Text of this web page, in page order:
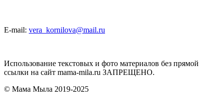
E-mail: vera_kornilova@mail.ru
Использование текстовых и фото материалов без прямой
ссылки на сайт mama-mila.ru ЗАПРЕЩЕНО.
© Мама Мыла 2019-2025